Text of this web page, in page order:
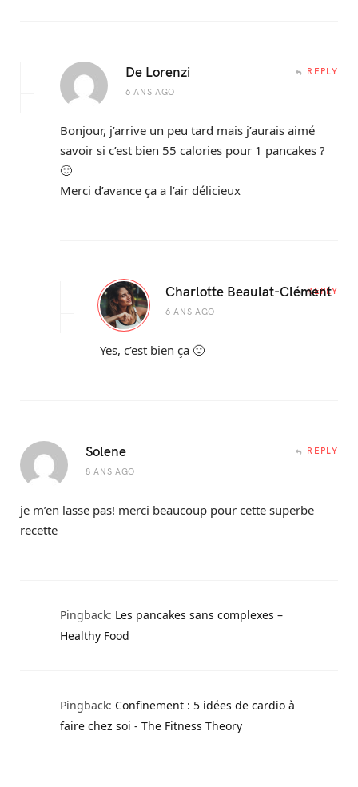
De Lorenzi
6 ANS AGO
REPLY
Bonjour, j’arrive un peu tard mais j’aurais aimé
savoir si c’est bien 55 calories pour 1 pancakes ?
🙂
Merci d’avance ça a l’air délicieux
Charlotte Beaulat-Clément
6 ANS AGO
REPLY
Yes, c’est bien ça 🙂
Solene
8 ANS AGO
REPLY
je m’en lasse pas! merci beaucoup pour cette superbe
recette
Pingback: Les pancakes sans complexes –
Healthy Food
Pingback: Confinement : 5 idées de cardio à
faire chez soi - The Fitness Theory